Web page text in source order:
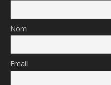
Nom
Email